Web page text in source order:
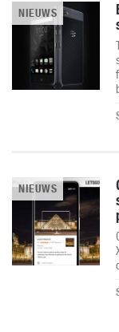
NIEUWS
NIEUWS